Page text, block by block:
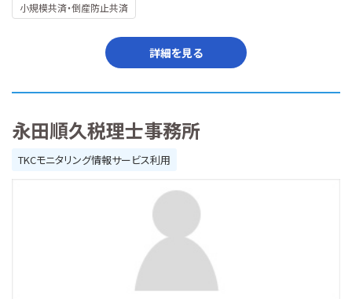
小規模共済・倒産防止共済
詳細を見る
永田順久税理士事務所
TKCモニタリング情報サービス利用